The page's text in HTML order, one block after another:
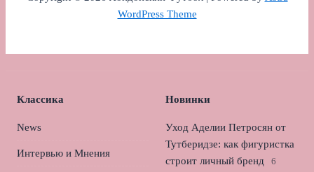
WordPress Theme
Классика
News
Интервью и Мнения
Новинки
Уход Аделии Петросян от
Тутберидзе: как фигуристка
строит личный бренд
6